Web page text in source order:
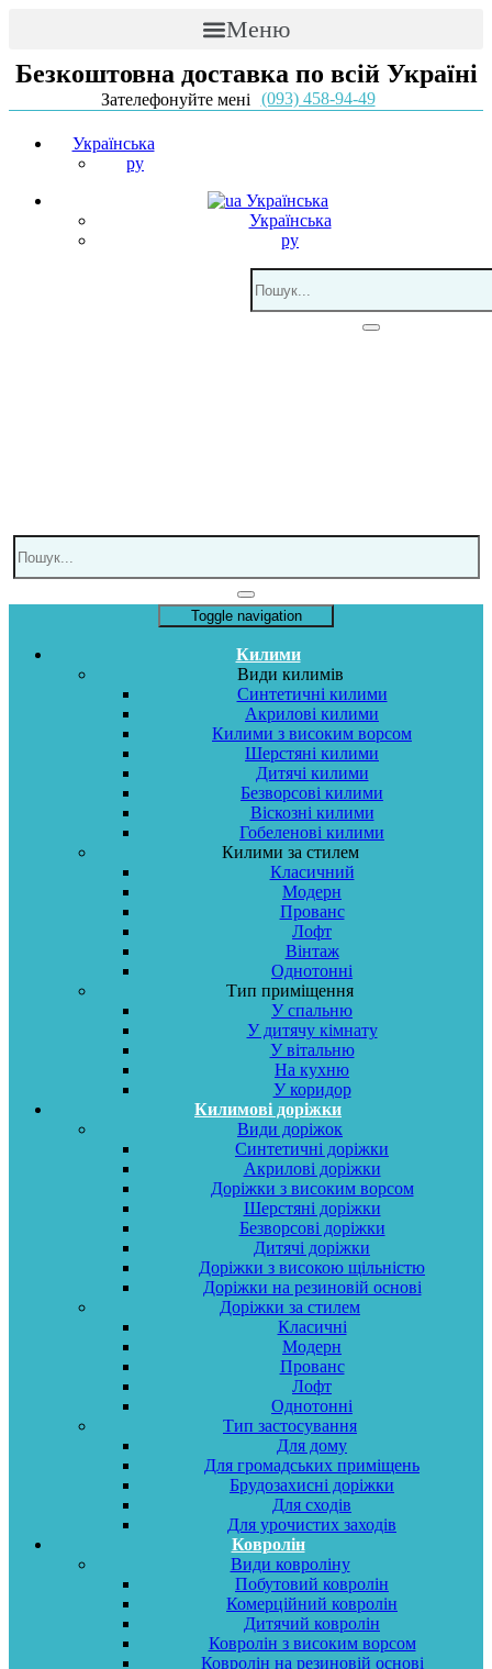
Меню
Безкоштовна доставка по всій Україні
Зателефонуйте мені (093) 458-94-49
Українська
ру
Українська
Українська
ру
Toggle navigation
Килими
Види килимів
Синтетичні килими
Акрилові килими
Килими з високим ворсом
Шерстяні килими
Дитячі килими
Безворсові килими
Віскозні килими
Гобеленові килими
Килими за стилем
Класичний
Модерн
Прованс
Лофт
Вінтаж
Однотонні
Тип приміщення
У спальню
У дитячу кімнату
У вітальню
На кухню
У коридор
Килимові доріжки
Види доріжок
Синтетичні доріжки
Акрилові доріжки
Доріжки з високим ворсом
Шерстяні доріжки
Безворсові доріжки
Дитячі доріжки
Доріжки з високою щільністю
Доріжки на резиновій основі
Доріжки за стилем
Класичні
Модерн
Прованс
Лофт
Однотонні
Тип застосування
Для дому
Для громадських приміщень
Брудозахисні доріжки
Для сходів
Для урочистих заходів
Ковролін
Види ковроліну
Побутовий ковролін
Комерційний ковролін
Дитячий ковролін
Ковролін з високим ворсом
Ковролін на резиновій основі